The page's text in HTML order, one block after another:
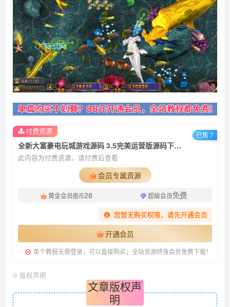
全新大富豪电玩城游戏源码 3.5完美运营版源码下载新增透视控制代理后台房间控分管理+视频教程
此内容为付费资源，请付费后查看
会员专属资源
黄金会员 图币28 超级会员免费
您暂无购买权限，请先开通会员
开通会员
单个教程无需登录，可以直接购买；全站资源终身会员免费下载！
付费资源 已售 7
© 版权声明
文章版权声
明